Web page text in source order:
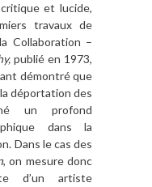
et lucide,
travaux de
Collaboration –
publié en 1973,
démontré que
déportation des
un profond
dans la
Dans le cas des
, on mesure donc
d’un artiste